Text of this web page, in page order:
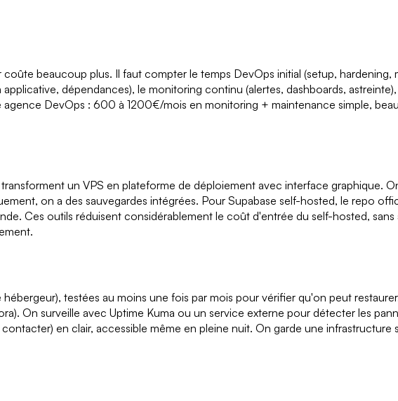
beaucoup plus. Il faut compter le temps DevOps initial (setup, hardening,
dépendances), le monitoring continu (alertes, dashboards,
DevOps : 600 à 1200€/mois en monitoring + maintenance simple,
un VPS en plateforme de déploiement avec interface graphique.
on a des sauvegardes intégrées. Pour Supabase self-hosted, le repo
Ces outils réduisent considérablement le coût d'entrée du self-hosted, sans
testées au moins une fois par mois pour vérifier qu'on peut
On surveille avec Uptime Kuma ou un service externe pour détecter les
en clair, accessible même en pleine nuit. On garde une infrastructure